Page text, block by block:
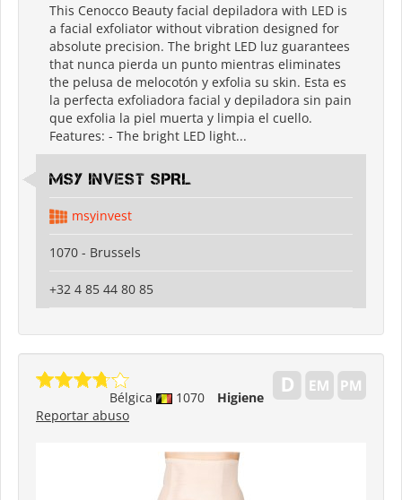
This Cenocco Beauty facial depiladora with LED is
a facial exfoliator without vibration designed for
absolute precision. The bright LED luz guarantees
that nunca pierda un punto mientras eliminates
the pelusa de melocotón y exfolia su skin. Esta es
la perfecta exfoliadora facial y depiladora sin pain
que exfolia la piel muerta y limpia el cuello.
Features: - The bright LED light...
MSY INVEST SPRL
msyinvest
1070 - Brussels
+32 4 85 44 80 85
Bélgica 1070
Higiene
Reportar abuso